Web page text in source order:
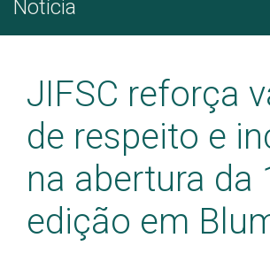
NotíciaInício
JIFSC reforça
de respeito e
na abertura da
edição em